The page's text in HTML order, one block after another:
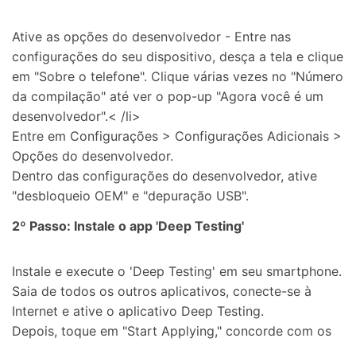
Ative as opções do desenvolvedor - Entre nas
configurações do seu dispositivo, desça a tela e clique
em "Sobre o telefone". Clique várias vezes no "Número
da compilação" até ver o pop-up "Agora você é um
desenvolvedor".< /li>
Entre em Configurações > Configurações Adicionais >
Opções do desenvolvedor.
Dentro das configurações do desenvolvedor, ative
"desbloqueio OEM" e "depuração USB".
2º Passo: Instale o app 'Deep Testing'
Instale e execute o 'Deep Testing' em seu smartphone.
Saia de todos os outros aplicativos, conecte-se à
Internet e ative o aplicativo Deep Testing.
Depois, toque em "Start Applying," concorde com os